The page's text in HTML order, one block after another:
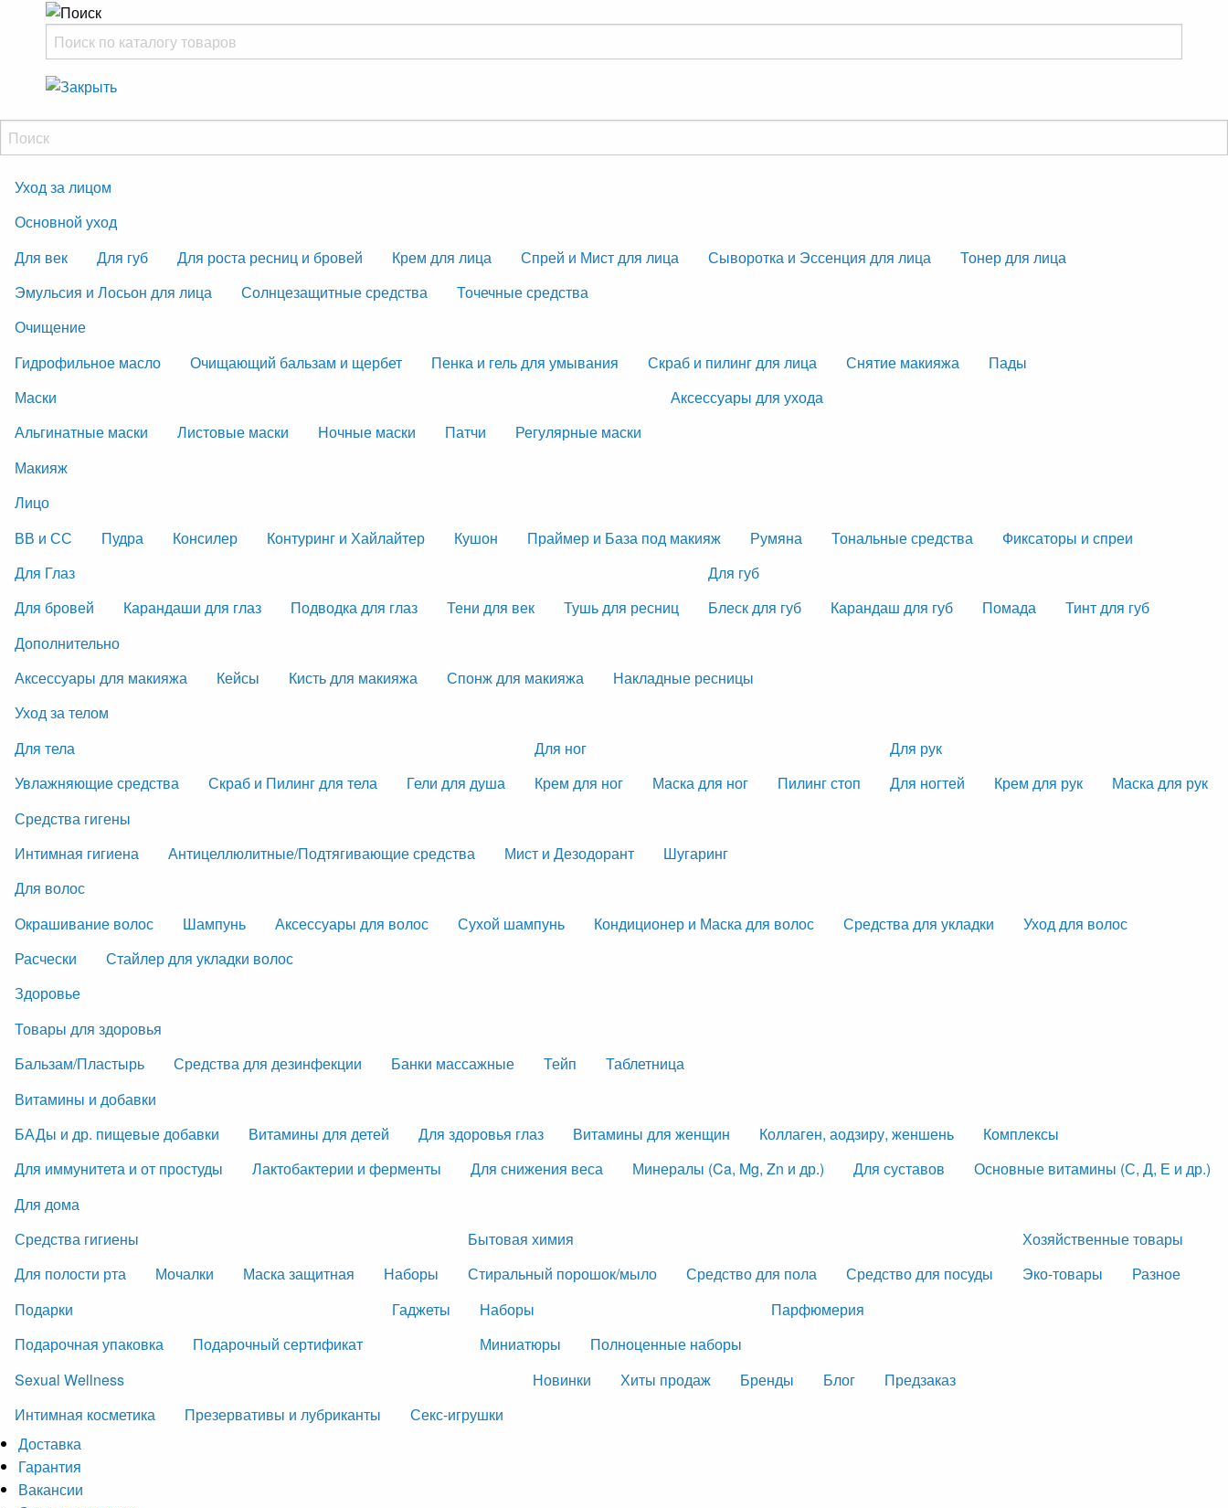
Уход за лицом
Основной уход
Для век
Для губ Для роста ресниц и бровей Крем для лица Спрей и Мист для лица Сыворотка и Эссенция для лица
Тонер для лица
Эмульсия и Лосьон для лица
Солнцезащитные средства
Точечные средства
Очищение
Гидрофильное масло
Очищающий бальзам и щербет Пенка и гель для умывания Скраб и пилинг для лица Снятие макияжа
Пады
Маски
Альгинатные маски
Листовые маски Ночные маски Патчи Регулярные маски
Аксессуары для ухода
Макияж
Лицо
ВВ и СС
Пудра Консилер Контуринг и Хайлайтер Кушон Праймер и База под макияж Румяна Тональные средства
Фиксаторы и спреи
Для Глаз
Для бровей
Карандаши для глаз Подводка для глаз Тени для век Тушь для ресниц
Для губ
Блеск для губ
Карандаш для губ Помада
Тинт для губ
Дополнительно
Аксессуары для макияжа
Кейсы Кисть для макияжа Спонж для макияжа
Накладные ресницы
Уход за телом
Для тела
Увлажняющие средства
Скраб и Пилинг для тела Гели для душа
Для ног
Крем для ног
Маска для ног Пилинг стоп
Для рук
Для ногтей
Крем для рук
Маска для рук
Средства гигены
Интимная гигиена
Антицеллюлитные/Подтягивающие средства Мист и Дезодорант
Шугаринг
Для волос
Окрашивание волос
Шампунь Аксессуары для волос Сухой шампунь Кондиционер и Маска для волос Средства для укладки
Уход для волос
Расчески
Стайлер для укладки волос
Здоровье
Товары для здоровья
Бальзам/Пластырь
Средства для дезинфекции Банки массажные Тейп
Таблетница
Витамины и добавки
БАДы и др. пищевые добавки
Витамины для детей Для здоровья глаз Витамины для женщин Коллаген, аодзиру, женшень
Комплексы
Для иммунитета и от простуды
Лактобактерии и ферменты Для снижения веса Минералы (Ca, Mg, Zn и др.) Для суставов
Основные витамины (С, Д, Е и др.)
Для дома
Средства гигиены
Для полости рта
Мочалки Маска защитная Наборы
Бытовая химия
Стиральный порошок/мыло
Средство для пола Средство для посуды
Хозяйственные товары
Эко-товары
Разное
Подарки
Подарочная упаковка
Подарочный сертификат
Гаджеты
Наборы
Миниатюры
Полноценные наборы
Парфюмерия
Sexual Wellness
Интимная косметика
Презервативы и лубриканты Секс-игрушки
Новинки Хиты продаж Бренды Блог Предзаказ
Доставка
Гарантия
Вакансии